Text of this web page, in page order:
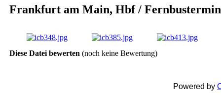
Frankfurt am Main, Hbf /
Diese Datei bewerten (noch keine Bewertung)
Powered by